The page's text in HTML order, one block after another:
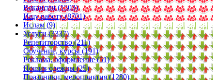
Вакансии (1503)
Ищу работу (8701)
Ислам (9)
Услуги (3337)
Репетиторство (211)
Обучение, курсы (191)
Реклама, оформление (51)
Пошив одежды (25)
Праздники, мероприятия (1280)